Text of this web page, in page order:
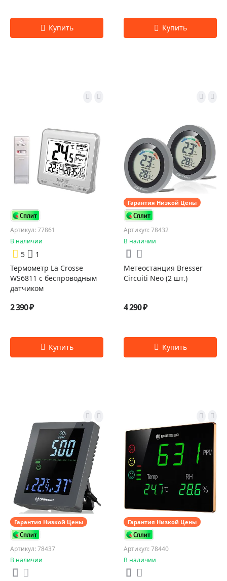
Артикул: 77861
В наличии
5
1
Термометр La Crosse
WS6811 с беспроводным
датчиком
2 390 ₽
Гарантия Низкой Цены
Артикул: 78432
В наличии
Метеостанция Bresser
Circuiti Neo (2 шт.)
4 290 ₽
Гарантия Низкой Цены
Артикул: 78437
В наличии
Гарантия Низкой Цены
Артикул: 78440
В наличии